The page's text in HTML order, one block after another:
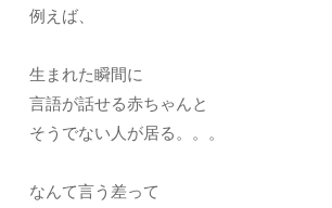
例えば、
生まれた瞬間に
言語が話せる赤ちゃんと
そうでない人が居る。。。
なんて言う差って